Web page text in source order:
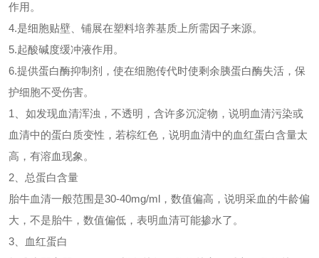
作用。
4.是细胞贴壁、铺展在塑料培养基质上所需因子来源。
5.起酸碱度缓冲液作用。
6.提供蛋白酶抑制剂，使在细胞传代时使剩余胰蛋白酶失活，保
护细胞不受伤害。
1
如发现血清浑浊，不透明，含许多沉淀物，说明血清污染或
血清中的蛋白质变性，若棕红色，说明血清中的血红蛋白含量太
高，有溶血现象。
2、总蛋白含量
胎牛血清一般范围是30-40mg/ml，数值偏高，说明采血的牛龄偏
大，不是胎牛，数值偏低，表明血清可能掺水了。
3、血红蛋白